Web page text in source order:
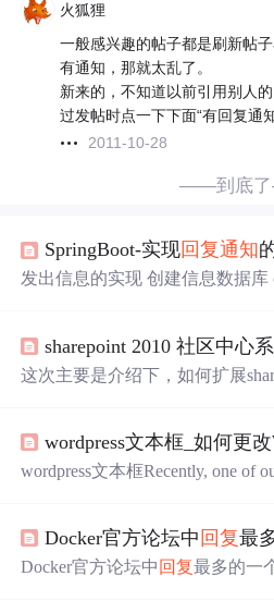
火狐狸
一般感兴趣的帖子都是刷新帖
有通知，那就太乱了。
新来的，不知道以前引用别人
过发帖时点一下下面“有回复通知
2011-10-28
——到底
SpringBoot-实现回复通知
发出信息的实现 创建信息数据库 create table tbl_message ( id
Id bigint not null comment '信息所
这次主要是介绍下，如何扩展
的功能包括以下几点： ①，允
否关闭帖子/启动帖子， ②，允许
wordpress文本框Recently, one of
rs can respond to a...
Docker官方论坛中 回复最
Docker官方论坛中 回复最多的一